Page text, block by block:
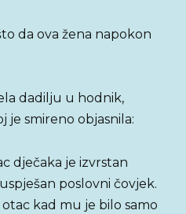
da ova žena napokon
dadilju u hodnik,
je smireno objasnila:
dječaka je izvrstan
poslovni čovjek.
kad mu je bilo samo